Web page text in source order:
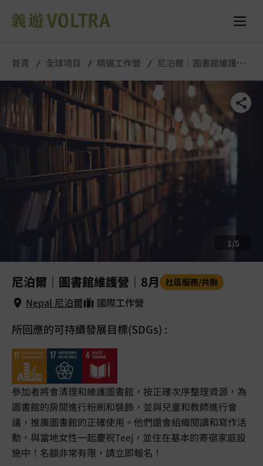
首頁 全球項目 精選工作營
尼泊爾｜圖書館維護營
尼泊爾｜圖書館維護營｜8月 社區服務/共融
Nepal 尼泊爾 國際工作營
1 /5
所回應的可持續發展目標(SDGs) :
參加者將會清理和維護圖書館，按正確次序整理資源，為
圖書館的房間進行粉刷和裝飾，並與兒童和教師進行會
議，推廣圖書館的正確使用。他們還會組織閱讀和寫作活
動，與當地女性一起慶祝Teej，並住在基本的寄宿家庭設
施中！名額非常有限，請立即報名！
舉行城市/地點 (只供參考)
Nepal 尼泊爾